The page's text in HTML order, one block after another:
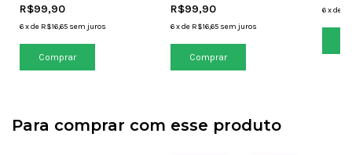
R$99,90
6xde R$16,65 sem juros
Comprar
R$99,90
6 xde R$16,65 sem juros
6xde
Para comprar com esse produto